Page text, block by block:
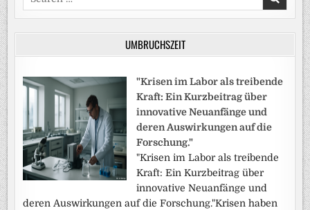
for:
UMBRUCHSZEIT
"Krisen im Labor als treibende
Kraft: Ein Kurzbeitrag über
innovative Neuanfänge und
deren Auswirkungen auf die
Forschung."
"Krisen im Labor als treibende
Kraft: Ein Kurzbeitrag über
innovative Neuanfänge und
deren Auswirkungen auf die Forschung."Krisen haben